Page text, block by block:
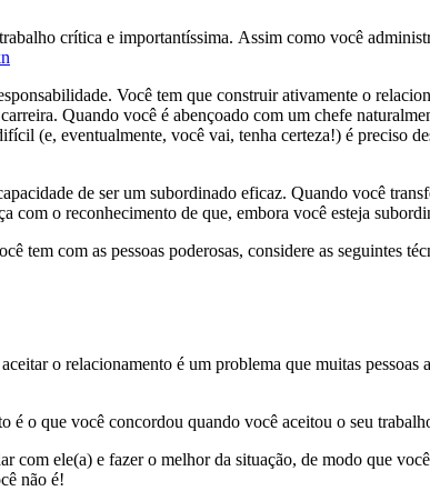
crítica e importantíssima. Assim como você
Você tem que construir ativamente o
Quando você é abençoado com um chefe
(e, eventualmente, você vai, tenha certeza!) é preciso
de ser um subordinado eficaz. Quando você
com o reconhecimento de que, embora você esteja
tem com as pessoas poderosas, considere as seguintes
o relacionamento é um problema que muitas
o que você concordou quando você aceitou o seu
com ele(a) e fazer o melhor da situação, de modo que
não é!